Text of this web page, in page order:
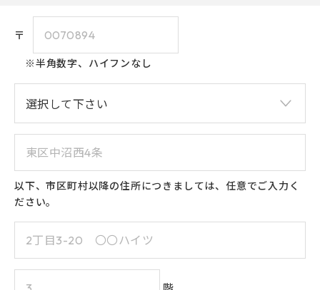
〒
※半角数字、ハイフンなし
以下、市区町村以降の住所につきましては、任意でご入力く
ださい。